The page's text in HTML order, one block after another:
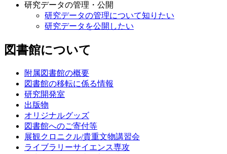
研究データの管理・公開
研究データの管理について知りたい
研究データを公開したい
図書館について
附属図書館の概要
図書館の移転に係る情報
研究開発室
出版物
オリジナルグッズ
図書館へのご寄付等
展観クロニクル/貴重文物講習会
ライブラリーサイエンス専攻